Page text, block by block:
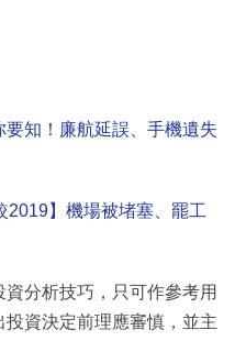
知！廉航延誤、手機遺失
2019】機場被堵塞、罷工
分析技巧，只可作參考用
資決定前理應審慎，並主